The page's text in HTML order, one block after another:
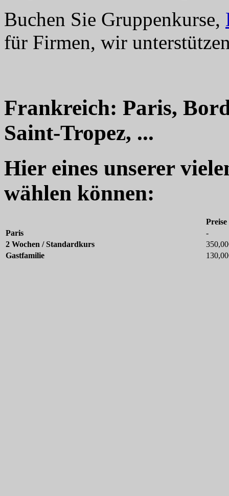
Buchen Sie Gruppenkurse,
für Firmen, wir
Frankreich: Paris,
Saint-Tropez, ...
Hier eines unserer
wählen können:
Preise
Paris
-
2 Wochen / Standardkurs
Gastfamilie